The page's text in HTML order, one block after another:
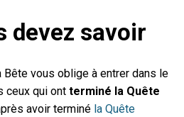
devez savoir
Bête vous oblige à entrer dans le
ceux qui ont terminé la Quête
avoir terminé la Quête